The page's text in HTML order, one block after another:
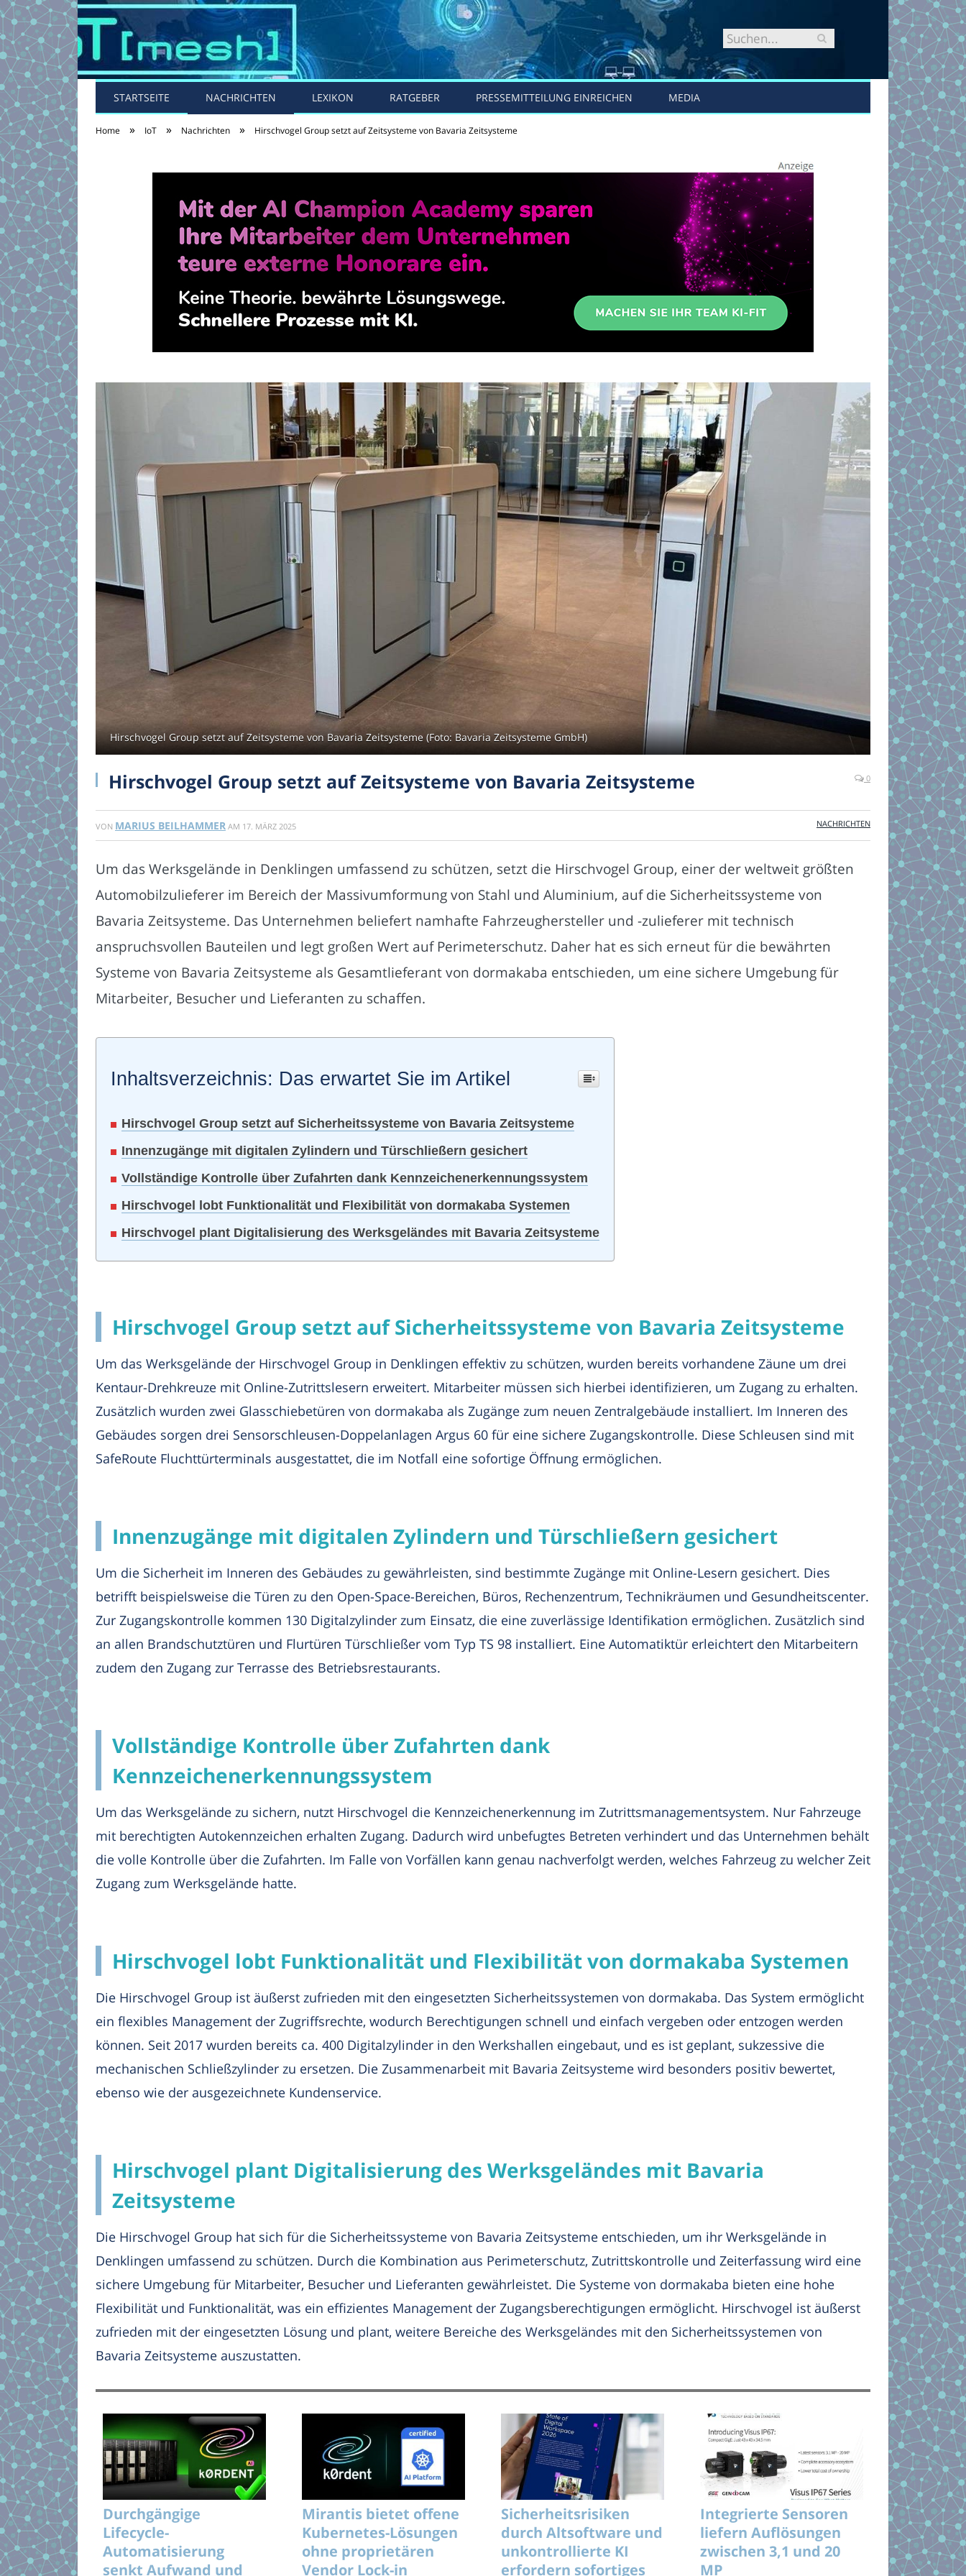
STARTSEITE NACHRICHTEN LEXIKON RATGEBER PRESSEMITTEILUNG EINREICHEN MEDIA
Home » IoT » Nachrichten » Hirschvogel Group setzt auf Zeitsysteme von Bavaria Zeitsysteme
Hirschvogel Group setzt auf Zeitsysteme von Bavaria Zeitsysteme (Foto: Bavaria Zeitsysteme GmbH)
Hirschvogel Group setzt auf Zeitsysteme von Bavaria Zeitsysteme 0
VON MARIUS BEILHAMMER AM 17. MÄRZ 2025 NACHRICHTEN
Um das Werksgelände in Denklingen umfassend zu schützen, setzt die Hirschvogel Group, einer der weltweit größten
Automobilzulieferer im Bereich der Massivumformung von Stahl und Aluminium, auf die Sicherheitssysteme von
Bavaria Zeitsysteme. Das Unternehmen beliefert namhafte Fahrzeughersteller und -zulieferer mit technisch
anspruchsvollen Bauteilen und legt großen Wert auf Perimeterschutz. Daher hat es sich erneut für die bewährten
Systeme von Bavaria Zeitsysteme als Gesamtlieferant von dormakaba entschieden, um eine sichere Umgebung für
Mitarbeiter, Besucher und Lieferanten zu schaffen.
Inhaltsverzeichnis: Das erwartet Sie im Artikel
Hirschvogel Group setzt auf Sicherheitssysteme von Bavaria Zeitsysteme
Innenzugänge mit digitalen Zylindern und Türschließern gesichert
Vollständige Kontrolle über Zufahrten dank Kennzeichenerkennungssystem
Hirschvogel lobt Funktionalität und Flexibilität von dormakaba Systemen
Hirschvogel plant Digitalisierung des Werksgeländes mit Bavaria Zeitsysteme
Hirschvogel Group setzt auf Sicherheitssysteme von Bavaria Zeitsysteme
Um das Werksgelände der Hirschvogel Group in Denklingen effektiv zu schützen, wurden bereits vorhandene Zäune um drei
Kentaur-Drehkreuze mit Online-Zutrittslesern erweitert. Mitarbeiter müssen sich hierbei identifizieren, um Zugang zu erhalten.
Zusätzlich wurden zwei Glasschiebetüren von dormakaba als Zugänge zum neuen Zentralgebäude installiert. Im Inneren des
Gebäudes sorgen drei Sensorschleusen-Doppelanlagen Argus 60 für eine sichere Zugangskontrolle. Diese Schleusen sind mit
SafeRoute Fluchttürterminals ausgestattet, die im Notfall eine sofortige Öffnung ermöglichen.
Innenzugänge mit digitalen Zylindern und Türschließern gesichert
Um die Sicherheit im Inneren des Gebäudes zu gewährleisten, sind bestimmte Zugänge mit Online-Lesern gesichert. Dies
betrifft beispielsweise die Türen zu den Open-Space-Bereichen, Büros, Rechenzentrum, Technikräumen und Gesundheitscenter.
Zur Zugangskontrolle kommen 130 Digitalzylinder zum Einsatz, die eine zuverlässige Identifikation ermöglichen. Zusätzlich sind
an allen Brandschutztüren und Flurtüren Türschließer vom Typ TS 98 installiert. Eine Automatiktür erleichtert den Mitarbeitern
zudem den Zugang zur Terrasse des Betriebsrestaurants.
Vollständige Kontrolle über Zufahrten dank
Kennzeichenerkennungssystem
Um das Werksgelände zu sichern, nutzt Hirschvogel die Kennzeichenerkennung im Zutrittsmanagementsystem. Nur Fahrzeuge
mit berechtigten Autokennzeichen erhalten Zugang. Dadurch wird unbefugtes Betreten verhindert und das Unternehmen behält
die volle Kontrolle über die Zufahrten. Im Falle von Vorfällen kann genau nachverfolgt werden, welches Fahrzeug zu welcher Zeit
Zugang zum Werksgelände hatte.
Hirschvogel lobt Funktionalität und Flexibilität von dormakaba Systemen
Die Hirschvogel Group ist äußerst zufrieden mit den eingesetzten Sicherheitssystemen von dormakaba. Das System ermöglicht
ein flexibles Management der Zugriffsrechte, wodurch Berechtigungen schnell und einfach vergeben oder entzogen werden
können. Seit 2017 wurden bereits ca. 400 Digitalzylinder in den Werkshallen eingebaut, und es ist geplant, sukzessive die
mechanischen Schließzylinder zu ersetzen. Die Zusammenarbeit mit Bavaria Zeitsysteme wird besonders positiv bewertet,
ebenso wie der ausgezeichnete Kundenservice.
Hirschvogel plant Digitalisierung des Werksgeländes mit Bavaria
Zeitsysteme
Die Hirschvogel Group hat sich für die Sicherheitssysteme von Bavaria Zeitsysteme entschieden, um ihr Werksgelände in
Denklingen umfassend zu schützen. Durch die Kombination aus Perimeterschutz, Zutrittskontrolle und Zeiterfassung wird eine
sichere Umgebung für Mitarbeiter, Besucher und Lieferanten gewährleistet. Die Systeme von dormakaba bieten eine hohe
Flexibilität und Funktionalität, was ein effizientes Management der Zugangsberechtigungen ermöglicht. Hirschvogel ist äußerst
zufrieden mit der eingesetzten Lösung und plant, weitere Bereiche des Werksgeländes mit den Sicherheitssystemen von
Bavaria Zeitsysteme auszustatten.
Durchgängige
Lifecycle-
Automatisierung
senkt Aufwand und
Mirantis bietet offene
Kubernetes-Lösungen
ohne proprietären
Vendor Lock-in
Sicherheitsrisiken
durch Altsoftware und
unkontrollierte KI
erfordern sofortiges
Integrierte Sensoren
liefern Auflösungen
zwischen 3,1 und 20
MP